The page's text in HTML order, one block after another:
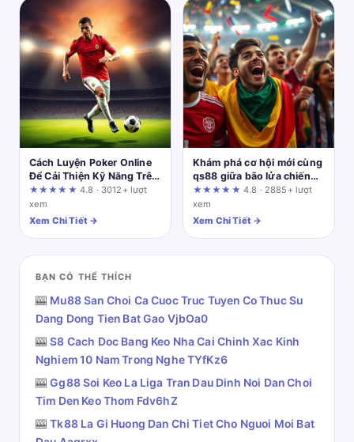
Cách Luyện Poker Online
Để Cải Thiện Kỹ Năng Trên
Nền Tảng Uy Tín
★★★★★ 4.8 · 3012+ lượt
xem
Xem Chi Tiết →
Khám phá cơ hội mới cùng
qs88 giữa bão lửa chiến
tranh Mỹ - Iran
★★★★★ 4.8 · 2885+ lượt
xem
Xem Chi Tiết →
BẠN CÓ THỂ THÍCH
🎰 Mu88 San Choi Ca Cuoc Truc Tuyen Co Thuc Su
Dang Dong Tien Bat Gao VjbOa0
🎰S8 Cach Doc Bang Keo Nha Cai Chinh Xac Kinh
Nghiem 10 Nam Trong Nghe TYfKz6
🎰Gg88 Soi Keo La Liga Tran Dau Dinh Noi Dan Choi
Tim Den Keo Thom Fdv6hZ
🎰Tk88 La Gi Huong Dan Chi Tiet Cho Nguoi Moi Bat